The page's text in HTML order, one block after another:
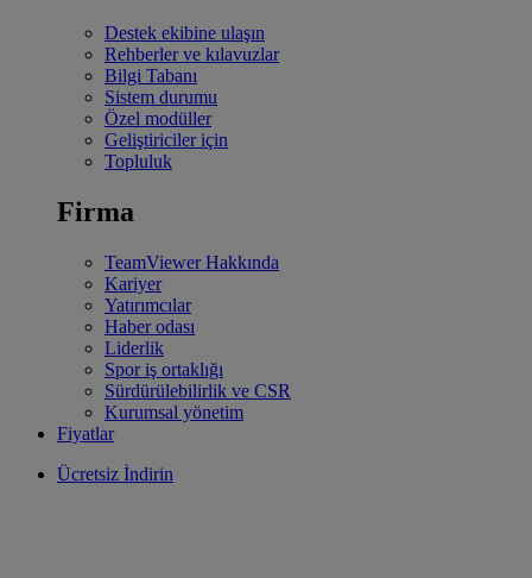
Destek ekibine ulaşın
Rehberler ve kılavuzlar
Bilgi Tabanı
Sistem durumu
Özel modüller
Geliştiriciler için
Topluluk
Firma
TeamViewer Hakkında
Kariyer
Yatırımcılar
Haber odası
Liderlik
Spor iş ortaklığı
Sürdürülebilirlik ve CSR
Kurumsal yönetim
Fiyatlar
Ücretsiz İndirin